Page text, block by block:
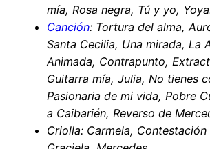
mía, Rosa negra, Tú y yo,
Canción: Tortura del alma,
Santa Cecilia, Una mirada, La
Animada, Contrapunto,
Guitarra mía, Julia, No tienes
Pasionaria de mi vida, Pobre
a Caibarién, Reverso de
Criolla: Carmela, Contestación